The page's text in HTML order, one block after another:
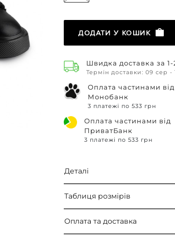
ДОДАТИ У КОШИК
Швидка доставка за 1-
Термін доставки: 09 сер -
Оплата частинами від
Монобанк
3 платежі по 533 грн
Оплата частинами від
ПриватБанк
3 платежі по 533 грн
Деталі
Таблиця розмірів
Оплата та доставка